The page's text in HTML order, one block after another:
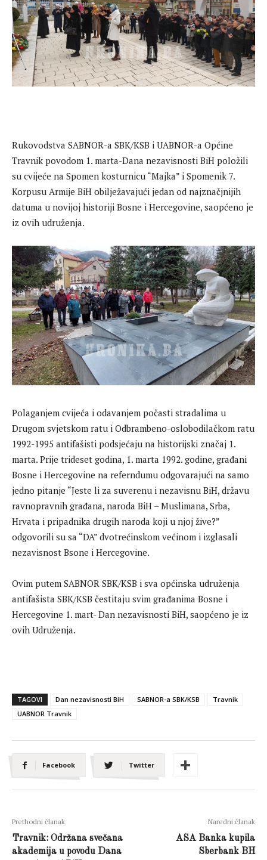
Rukovodstva SABNOR-a SBK/KSB i UABNOR-a Općine
Travnik povodom 1. marta-Dana nezavisnosti BiH položili
su cvijeće na Spomen kosturnicu “Majka” i Spomenik 7.
Korpusu Armije BiH obilježavajući jedan od najznačjnijih
datuma u novijoj historiji Bosne i Hercegovine, saopćeno je
iz ovih udruženja.
Polaganjem cvijeća i odavanjem počasti stradalima u
Drugom svjetskom ratu i Odbrambeno-oslobodilačkom ratu
1992-1995 antifašisti podsjećaju na historijski značaj 1.
marta. Prije trideset godina, 1. marta 1992. godine, građani
Bosne i Hercegovine na referndumu odgovarajući na samo
jedno pitanje “Jeste li za suverenu i nezavisnu BiH, državu
ravnopravnih građana, naroda BiH – Muslimana, Srba,
Hrvata i pripadnika drugih naroda koji u njoj žive?”
odgovorili su sa “DA” dvotrećinskom većinom i izglasali
nezavisnost Bsone i Hercegovine.
Ovim putem SABNOR SBK/KSB i sva općinska udruženja
antifašista SBK/KSB čestitaju svim građanima Bosne i
Hercegovine 1. mart- Dan nezavisnosti BiH, saopćeno je iz
ovih Udruženja.
TAGOVI Dan nezavisnosti BiH SABNOR-a SBK/KSB
Travnik
UABNOR Travnik
Facebook Twitter
Prethodni članak
Travnik: Održana svečana
akademija u povodu Dana
Naredni članak
ASA Banka kupila
Sberbank BH